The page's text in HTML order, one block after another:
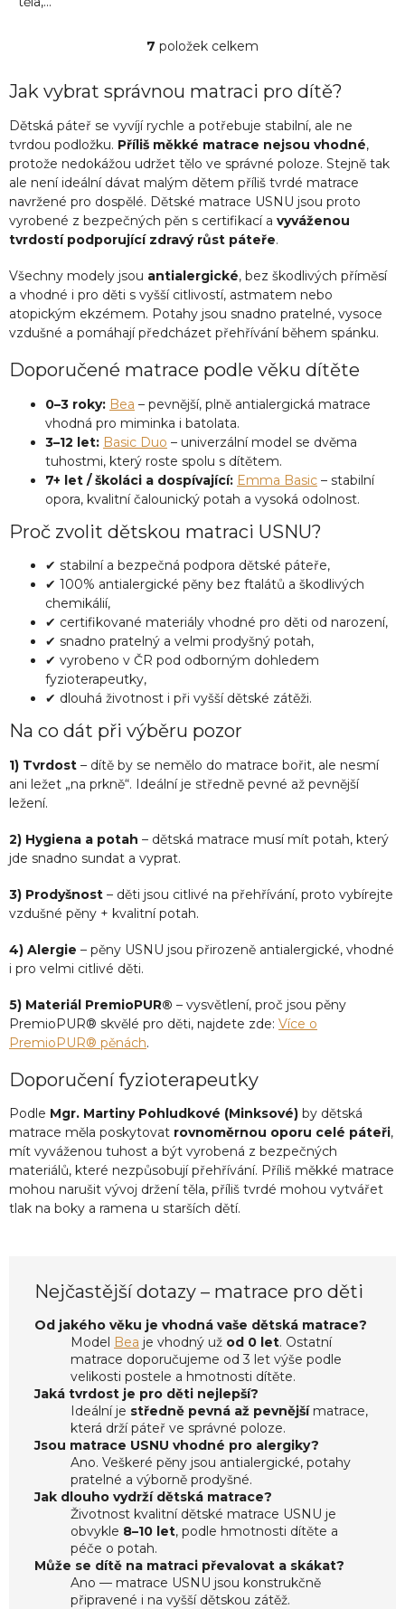
O
l
d
a
c
í
p
r
v
k
v
ý
p
i
u
7 položek celkem
Jak vybrat správnou matraci pro dítě?
Dětská páteř se vyvíjí rychle a potřebuje stabilní, ale ne
tvrdou podložku. Příliš měkké matrace nejsou vhodné,
protože nedokážou udržet tělo ve správné poloze. Stejně tak
ale není ideální dávat malým dětem příliš tvrdé matrace
navržené pro dospělé. Dětské matrace USNU jsou proto
vyrobené z bezpečných pěn s certifikací a vyváženou
tvrdostí podporující zdravý růst páteře.
Všechny modely jsou antialergické, bez škodlivých příměsí
a vhodné i pro děti s vyšší citlivostí, astmatem nebo
atopickým ekzémem. Potahy jsou snadno pratelné, vysoce
vzdušné a pomáhají předcházet přehřívání během spánku.
Doporučené matrace podle věku dítěte
0–3 roky: Bea – pevnější, plně antialergická matrace
vhodná pro miminka i batolata.
3–12 let: Basic Duo – univerzální model se dvěma
tuhostmi, který roste spolu s dítětem.
7+ let / školáci a dospívající: Emma Basic – stabilní
opora, kvalitní čalounický potah a vysoká odolnost.
Proč zvolit dětskou matraci USNU?
✔ stabilní a bezpečná podpora dětské páteře,
✔ 100% antialergické pěny bez ftalátů a škodlivých
chemikálií,
✔ certifikované materiály vhodné pro děti od narození,
✔ snadno pratelný a velmi prodyšný potah,
✔ vyrobeno v ČR pod odborným dohledem
fyzioterapeutky,
✔ dlouhá životnost i při vyšší dětské zátěži.
Na co dát při výběru pozor
1) Tvrdost – dítě by se nemělo do matrace bořit, ale nesmí
ani ležet „na prkně“. Ideální je středně pevné až pevnější
ležení.
2) Hygiena a potah – dětská matrace musí mít potah, který
jde snadno sundat a vyprat.
3) Prodyšnost – děti jsou citlivé na přehřívání, proto vybírejte
vzdušné pěny + kvalitní potah.
4) Alergie – pěny USNU jsou přirozeně antialergické, vhodné
i pro velmi citlivé děti.
5) Materiál PremioPUR® – vysvětlení, proč jsou pěny
PremioPUR® skvělé pro děti, najdete zde: Více o
PremioPUR® pěnách.
Doporučení fyzioterapeutky
Podle Mgr. Martiny Pohludkové (Minksové) by dětská
matrace měla poskytovat rovnoměrnou oporu celé páteři,
mít vyváženou tuhost a být vyrobená z bezpečných
materiálů, které nezpůsobují přehřívání. Příliš měkké matrace
mohou narušit vývoj držení těla, příliš tvrdé mohou vytvářet
tlak na boky a ramena u starších dětí.
Nejčastější dotazy – matrace pro děti
Od jakého věku je vhodná vaše dětská matrace?
Model Bea je vhodný už od 0 let. Ostatní
matrace doporučujeme od 3 let výše podle
velikosti postele a hmotnosti dítěte.
Jaká tvrdost je pro děti nejlepší?
Ideální je středně pevná až pevnějšímatrace,
která drží páteř ve správné poloze.
Jsou matrace USNU vhodné pro alergiky?
Ano. Veškeré pěny jsou antialergické, potahy
pratelné a výborně prodyšné.
Jak dlouho vydrží dětská matrace?
Životnost kvalitní dětské matrace USNU je
obvykle 8–10 let, podle hmotnosti dítěte a
péče o potah.
Může se dítě na matraci převalovat a skákat?
Ano — matrace USNU jsou konstrukčně
připravené i na vyšší dětskou zátěž.